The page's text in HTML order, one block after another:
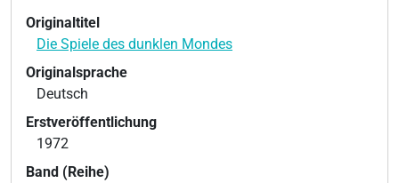
Originaltitel
Die Spiele des dunklen Mondes
Originalsprache
Deutsch
Erstveröffentlichung
1972
Band (Reihe)